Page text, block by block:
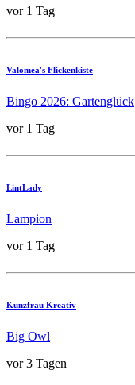
vor 1 Tag
Valomea's Flickenkiste
Bingo 2026: Gartenglück
vor 1 Tag
LintLady
Lampion
vor 1 Tag
Kunzfrau Kreativ
Big Owl
vor 3 Tagen